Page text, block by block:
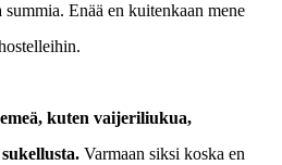
Enää en kuitenkaan mene
kuten vaijeriliukua,
Varmaan siksi koska en